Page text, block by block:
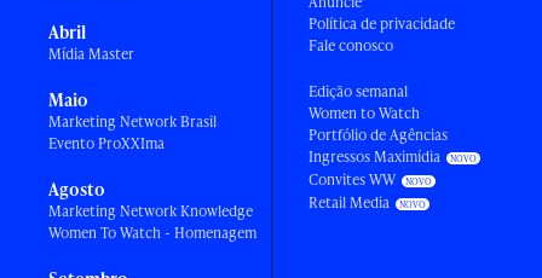
Abril
Mídia Master
Maio
Marketing Network Brasil
Evento ProXXIma
Agosto
Marketing Network Knowledge
Women To Watch - Homenagem
Política de privacidade
Fale conosco
Edição semanal
Women to Watch
Portfólio de Agências
Ingressos Maximídia
Convites WW
Retail Media